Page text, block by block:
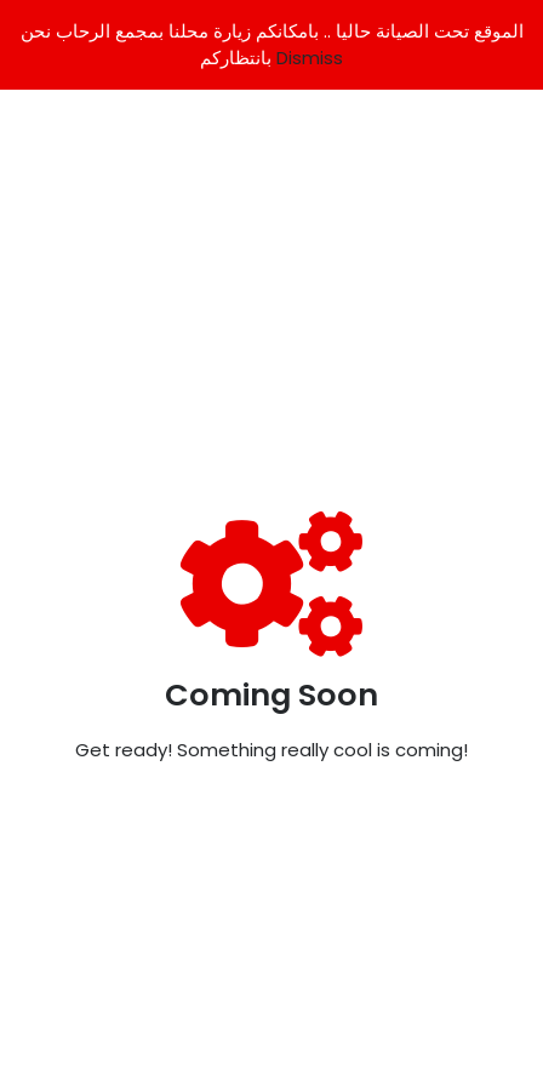
الموقع تحت الصيانة حاليا .. بامكانكم زيارة محلنا بمجمع الرحاب نحن
Dismiss
Coming Soon
Get ready! Something really cool is coming!